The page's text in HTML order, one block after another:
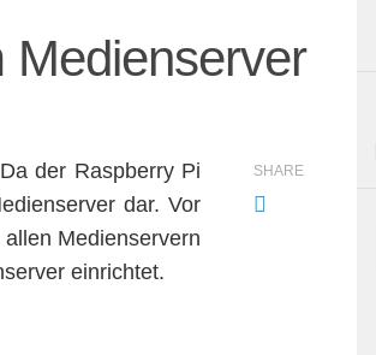
der Raspberry Pi
dar. Vor
Medienservern
einrichtet.
SHARE